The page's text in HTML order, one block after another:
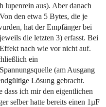
lupenrein aus). Aber danach
den etwa 5 Bytes, die je
hat der Empfänger bei
die letzten 3) erfasst. Bei
nach wie vor nicht auf.
ein
(am Ausgang
Lösung gebracht.
ich mir den eigentlichen
selber hatte bereits einen 1µF